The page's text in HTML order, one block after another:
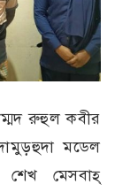
রুহুল কবীর
মডেল
শেখ মেসবাহ্